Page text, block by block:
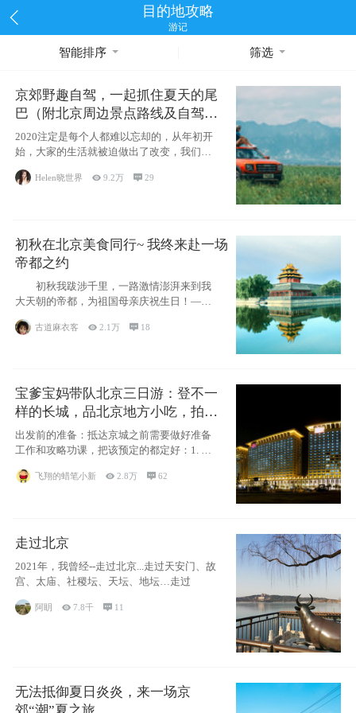
目的地攻略
游记
智能排序 筛选
京郊野趣自驾，一起抓住夏天的尾
巴（附北京周边景点路线及自驾攻
略）
2020注定是每个人都难以忘却的，从年初开
始，大家的生活就被迫做出了改变，我们也
不例外。本来双双辞职是为
Helen晓世界 9.2万 29
初秋在北京美食同行~ 我终来赴一场
帝都之约
初秋我跋涉千里，一路激情澎湃来到我
大天朝的帝都，为祖国母亲庆祝生日！——
古道麻衣客 2.1万  18
宝爹宝妈带队北京三日游：登不一
样的长城，品北京地方小吃，拍盘
古七星夜景！
出发前的准备：抵达京城之前需要做好准备
工作和攻略功课，把该预定的都定好：1. 酒
飞翔的蜡笔小新 2.8万 62
走过北京
2021年，我曾经--走过北京...走过天安门、故
宫、太庙、社稷坛、天坛、地坛…走过
阿眀 7.8千  11
无法抵御夏日炎炎，来一场京